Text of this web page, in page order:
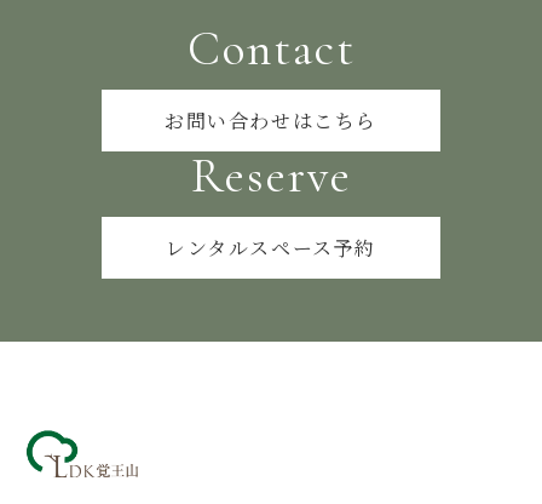
Contact
お問い合わせはこちら
Reserve
レンタルスペース予約